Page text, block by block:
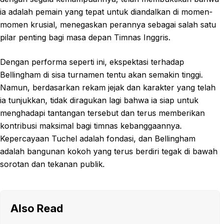
ia adalah pemain yang tepat untuk diandalkan di momen-
momen krusial, menegaskan perannya sebagai salah satu
pilar penting bagi masa depan Timnas Inggris.
Dengan performa seperti ini, ekspektasi terhadap
Bellingham di sisa turnamen tentu akan semakin tinggi.
Namun, berdasarkan rekam jejak dan karakter yang telah
ia tunjukkan, tidak diragukan lagi bahwa ia siap untuk
menghadapi tantangan tersebut dan terus memberikan
kontribusi maksimal bagi timnas kebanggaannya.
Kepercayaan Tuchel adalah fondasi, dan Bellingham
adalah bangunan kokoh yang terus berdiri tegak di bawah
sorotan dan tekanan publik.
Also Read